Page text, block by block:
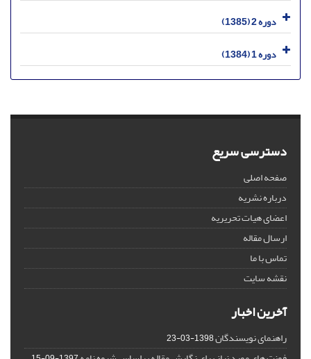
دوره 2 (1385)
دوره 1 (1384)
دسترسی سریع
صفحه اصلی
درباره نشریه
اعضای هیات تحریریه
ارسال مقاله
تماس با ما
نقشه سایت
آخرین اخبار
راهنمای نویسندگان1398-03-23